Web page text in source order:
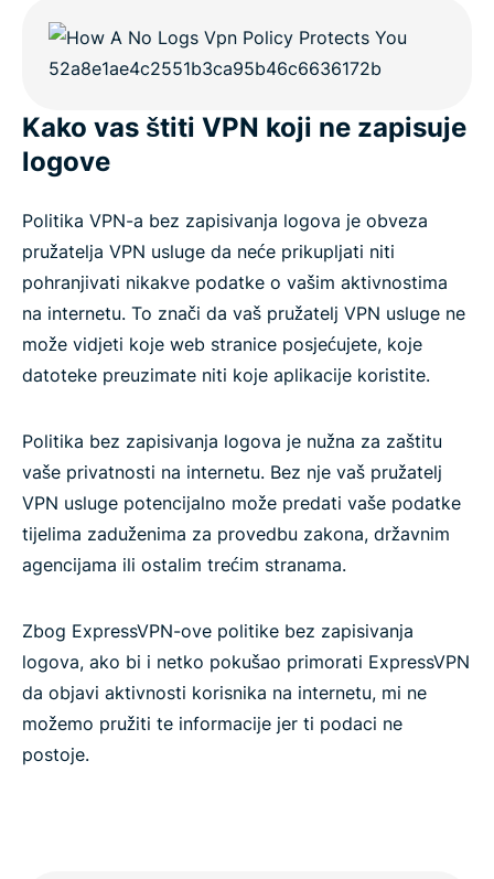
Kako vas štiti VPN koji ne zapisuje
logove
Politika VPN-a bez zapisivanja logova je obveza
pružatelja VPN usluge da neće prikupljati niti
pohranjivati nikakve podatke o vašim aktivnostima
na internetu. To znači da vaš pružatelj VPN usluge ne
može vidjeti koje web stranice posjećujete, koje
datoteke preuzimate niti koje aplikacije koristite.
Politika bez zapisivanja logova je nužna za zaštitu
vaše privatnosti na internetu. Bez nje vaš pružatelj
VPN usluge potencijalno može predati vaše podatke
tijelima zaduženima za provedbu zakona, državnim
agencijama ili ostalim trećim stranama.
Zbog ExpressVPN-ove politike bez zapisivanja
logova, ako bi i netko pokušao primorati ExpressVPN
da objavi aktivnosti korisnika na internetu, mi ne
možemo pružiti te informacije jer ti podaci ne
postoje.